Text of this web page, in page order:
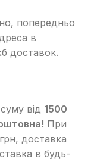
попередньо
в
доставок.
від 1500
При
доставка
в будь-